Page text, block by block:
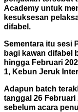
Academy untuk
kesuksesan
difabel.
Sementara itu sesi
bagi kawan difabel
hingga Februari
1, Kebun Jeruk
Adapun batch
tanggal 26 Februari
sebelum acara